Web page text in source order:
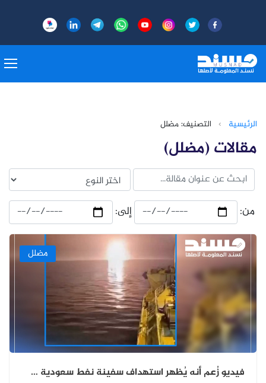
الرئيسية › التصنيف: مضلل
مقالات (مضلل)
من: إلى:
مضلل
فيديو زُعم أنه يُظهر استهداف سفينة نفط سعودية في خليج عدن مضلل ويعود إلى حادثة في العراق خلال مارس 2026